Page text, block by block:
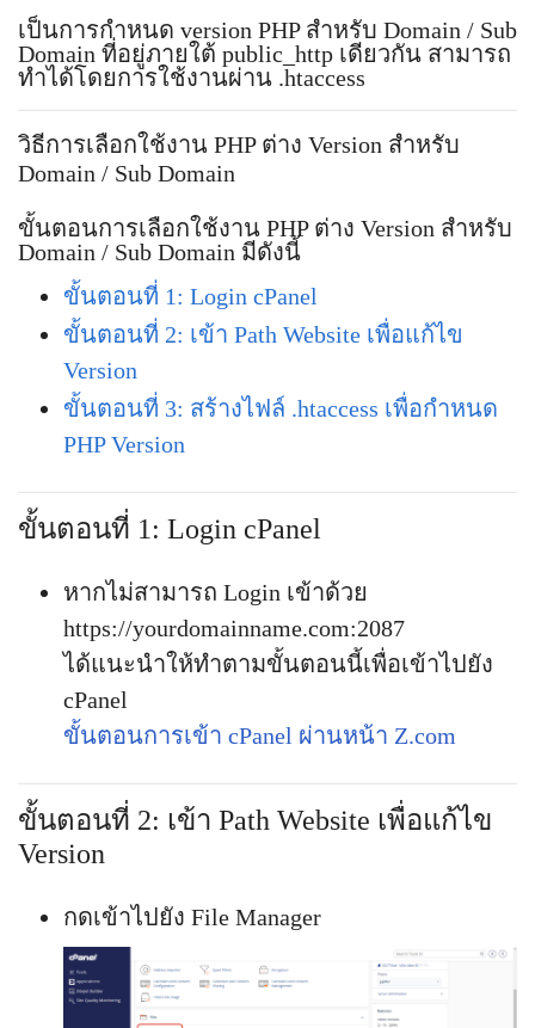
เป็นการกำหนด version PHP สำหรับ Domain / Sub
Domain ที่อยู่ภายใต้ public_http เดียวกัน สามารถ
ทำได้โดยการใช้งานผ่าน .htaccess
วิธีการเลือกใช้งาน PHP ต่าง Version สำหรับ
Domain / Sub Domain
ขั้นตอนการเลือกใช้งาน PHP ต่าง Version สำหรับ
Domain / Sub Domain มีดังนี้
ขั้นตอนที่ 1: Login cPanel
ขั้นตอนที่ 2: เข้า Path Website เพื่อแก้ไข
Version
ขั้นตอนที่ 3: สร้างไฟล์ .htaccess เพื่อกำหนด
PHP Version
ขั้นตอนที่ 1: Login cPanel
หากไม่สามารถ Login เข้าด้วย
https://yourdomainname.com:2087
ได้แนะนำให้ทำตามขั้นตอนนี้เพื่อเข้าไปยัง
cPanel
ขั้นตอนการเข้า cPanel ผ่านหน้า Z.com
ขั้นตอนที่ 2: เข้า Path Website เพื่อแก้ไข
Version
กดเข้าไปยัง File Manager